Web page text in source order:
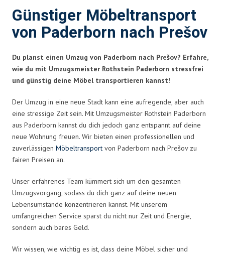
Günstiger Möbeltransport
von Paderborn nach Prešov
Du planst einen Umzug von Paderborn nach Prešov? Erfahre,
wie du mit Umzugsmeister Rothstein Paderborn stressfrei
und günstig deine Möbel transportieren kannst!
Der Umzug in eine neue Stadt kann eine aufregende, aber auch
eine stressige Zeit sein. Mit Umzugsmeister Rothstein Paderborn
aus Paderborn kannst du dich jedoch ganz entspannt auf deine
neue Wohnung freuen. Wir bieten einen professionellen und
zuverlässigen Möbeltransport von Paderborn nach Prešov zu
fairen Preisen an.
Unser erfahrenes Team kümmert sich um den gesamten
Umzugsvorgang, sodass du dich ganz auf deine neuen
Lebensumstände konzentrieren kannst. Mit unserem
umfangreichen Service sparst du nicht nur Zeit und Energie,
sondern auch bares Geld.
Wir wissen, wie wichtig es ist, dass deine Möbel sicher und